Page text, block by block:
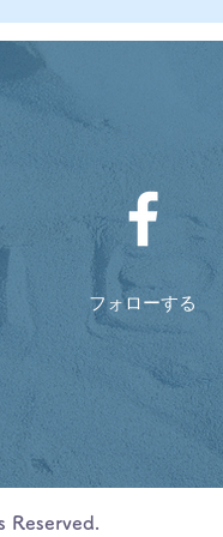
フォローする
Reserved.